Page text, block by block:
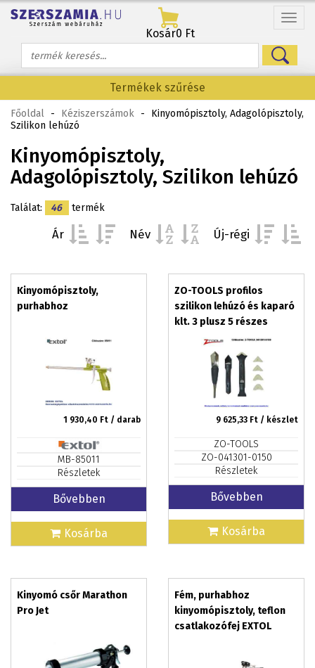
Menü
Kosár0 Ft
Termékek szűrése
Főoldal - Kéziszerszámok -
Kinyomópisztoly, Adagolópisztoly,
Szilikon lehúzó
Kinyomópisztoly,
Adagolópisztoly, Szilikon lehúzó
Találat: 46 termék
Ár Név Új-régi
Kinyomópisztoly,
purhabhoz
1 930,40 Ft / darab
MB-85011
Részletek
Bővebben
Kosárba
ZO-TOOLS profilos
szilikon lehúzó és kaparó
klt. 3 plusz 5 részes
Premium
9 625,33 Ft / készlet
ZO-TOOLS
ZO-041301-0150
Részletek
Bővebben
Kosárba
Kinyomó csőr Marathon
Pro Jet
Fém, purhabhoz
kinyomópisztoly, teflon
csatlakozófej EXTOL